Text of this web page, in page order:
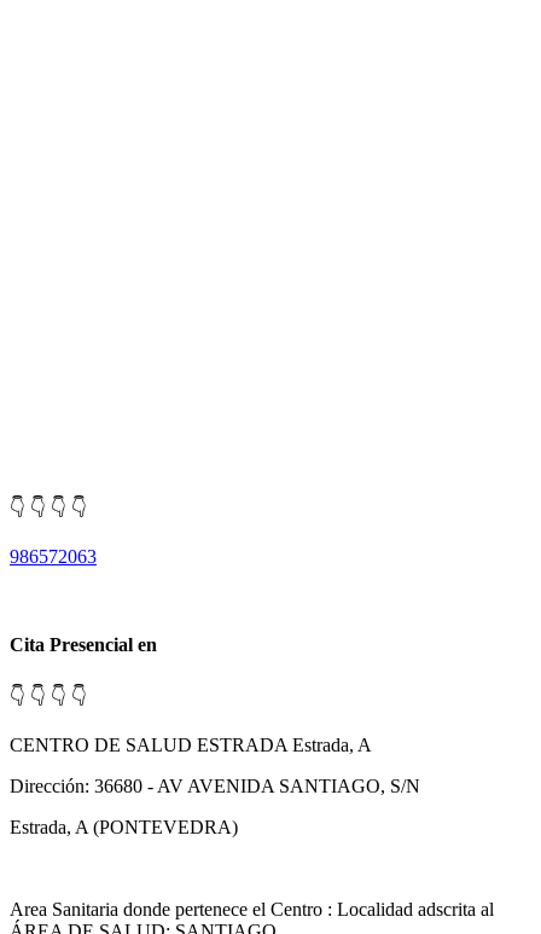
👇 👇 👇 👇
986572063
Cita Presencial en
👇 👇 👇 👇
CENTRO DE SALUD ESTRADA Estrada, A
Dirección: 36680 - AV AVENIDA SANTIAGO, S/N
Estrada, A (PONTEVEDRA)
Area Sanitaria donde pertenece el Centro : Localidad adscrita al